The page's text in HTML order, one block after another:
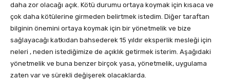
daha zor olacağı açık. Kötü durumu ortaya koymak için kısaca ve
çok daha kötülerine girmeden belirtmek istedim. Diğer taraftan
bilginin önemini ortaya koymak için bir yönetmelik ve bize
sağlayacağı katkıdan bahsederek 15 yıldır eksperlik mesleği için
neleri , neden istediğimize de açıklık getirmek isterim. Aşağıdaki
yönetmelik ve buna benzer birçok yasa, yönetmelik, uygulama
zaten var ve sürekli değişerek olacaklarda.